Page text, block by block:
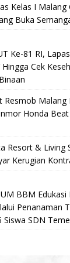
Kelas I Malang
Buka
Ke-81 RI,
Hingga Cek
Resmob Malang
Honda Beat
Resort & Living
Kerugian
BBM Edukasi
Penanaman
Siswa SDN